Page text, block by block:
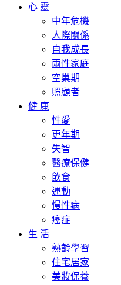
心 靈
中年危機
人際關係
自我成長
兩性家庭
空巢期
照顧者
健 康
性愛
更年期
失智
醫療保健
飲食
運動
慢性病
癌症
生 活
熟齡學習
住宅居家
美妝保養